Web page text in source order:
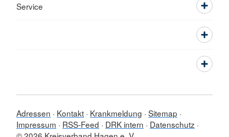
Service
Adressen Kontakt Krankmeldung Sitemap
Impressum
RSS-Feed DRK intern
Datenschutz